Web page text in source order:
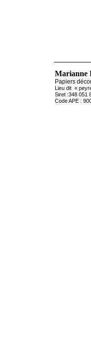
Marianne
Papiers
Lieu dit «
Siret :348 051
Code APE :